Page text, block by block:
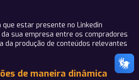
estar presente no Linkedin
sua empresa entre os compradores
da produção de conteúdos relevantes
de maneira dinâmica